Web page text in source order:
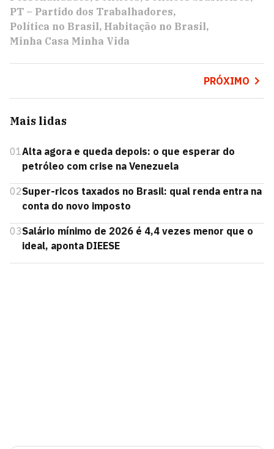
PT – Partido dos Trabalhadores
Política no Brasil Habitação no Brasil
Minha Casa Minha Vida
PRÓXIMO
Mais lidas
01Alta agora e queda depois: o que esperar do
petróleo com crise na Venezuela
02Super-ricos taxados no Brasil: qual renda entra na
conta do novo imposto
03Salário mínimo de 2026 é 4,4 vezes menor que o
ideal, aponta DIEESE